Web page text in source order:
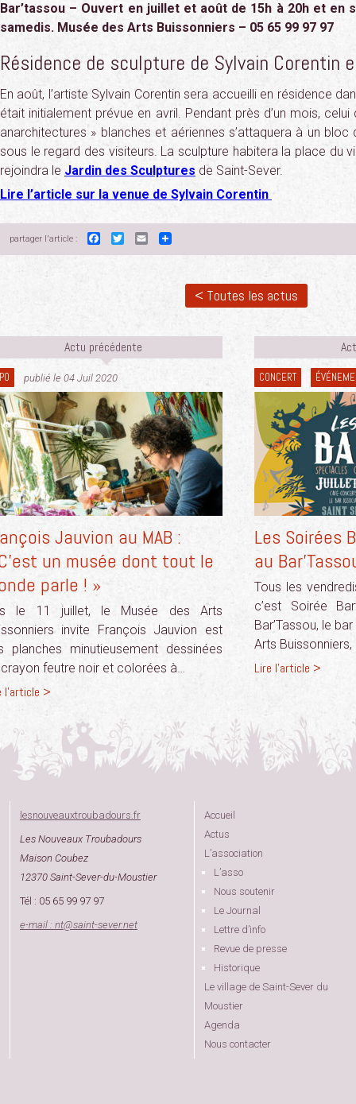
Bar’tassou – Ouvert en juillet et août de 15h à 20h et en
samedis. Musée des Arts Buissonniers – 05 65 99 97 97
Résidence de sculpture de Sylvain Corentin
En août, l’artiste Sylvain Corentin sera accueilli en résidence
était initialement prévue en avril. Pendant près d’un mois,
anarchitectures » blanches et aériennes s’attaquera à un
sous le regard des visiteurs. La sculpture habitera la place du
rejoindra le Jardin des Sculptures de Saint-Sever.
Lire l’article sur la venue de Sylvain Corentin
partager l'article : Facebook
TwitterEmail
< Toutes les actus
Actu précédente
publié le 04 Juil 2020
Jauvion au MAB :
un musée dont tout le
parle ! »
le 11 juillet, le Musée des Arts
invite François Jauvion est
planches minutieusement dessinées
feutre noir et colorées à…
l'article >
CONCERT
Les Soirées
au
Tous les
c’est Soirée
Bar’Tassou, le
Arts
Lire l'article >
lesnouveauxtroubadours.fr
Les Nouveaux Troubadours
Maison Coubez
12370 Saint-Sever-du-Moustier
Tél : 05 65 99 97 97
e-mail : nt@saint-sever.net
Accueil
Actus
L’association
L’asso
Nous soutenir
Le Journal
Lettre d’info
Revue de presse
Historique
Le village de Saint-Sever du
Moustier
Agenda
Nous contacter